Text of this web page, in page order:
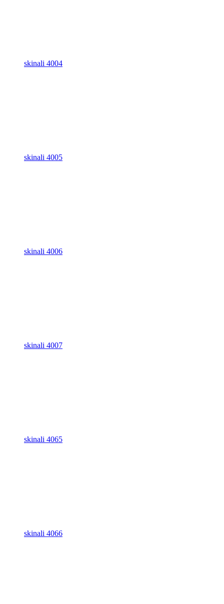
skinali 4004
skinali 4005
skinali 4006
skinali 4007
skinali 4065
skinali 4066